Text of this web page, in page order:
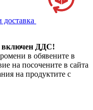
включен ДДС!
в обявените в
на посочените в сайта
на продуктите с